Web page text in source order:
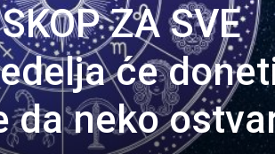
ZA SVE
će
da neko